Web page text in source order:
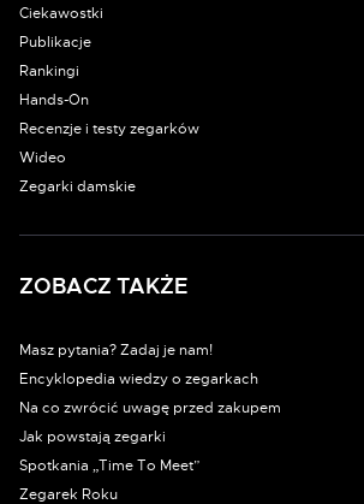
Ciekawostki
Publikacje
Rankingi
Hands-On
Recenzje i testy zegarków
Wideo
Zegarki damskie
ZOBACZ TAKŻE
Masz pytania? Zadaj je nam!
Encyklopedia wiedzy o zegarkach
Na co zwrócić uwagę przed zakupem
Jak powstają zegarki
Spotkania „Time To Meet”
Zegarek Roku